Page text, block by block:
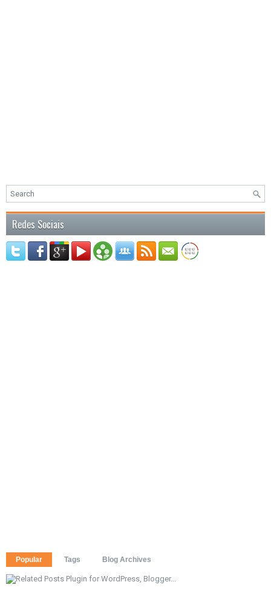
Redes Sociais
Popular Tags Blog Archives